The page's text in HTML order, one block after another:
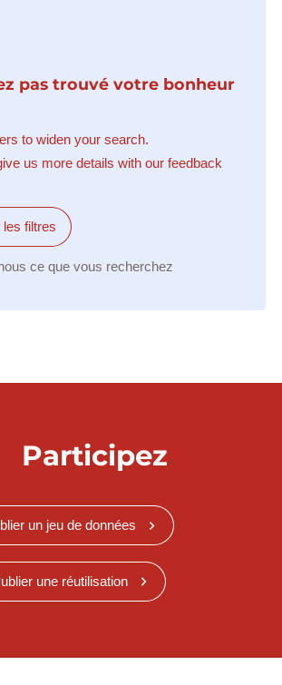
pas trouvé votre bonheur
to widen your search.
us more details with our feedback
les filtres
ce que vous recherchez
Participez
un jeu de données
une réutilisation